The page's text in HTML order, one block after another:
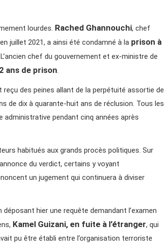
lourdes. Rached Ghannouchi, chef
juillet 2021, a ainsi été condamné à la prison à
chef du gouvernement et ex-ministre de
ans de prison.
des peines allant de la perpétuité assortie de
de dix à quarante-huit ans de réclusion. Tous les
pendant cinq années après
habitués aux grands procès politiques. Sur
du verdict, certains y voyant
un jugement qui continuera à diviser
hier une requête demandant l’examen
Kamel Guizani, en fuite à l’étranger, qui
pu être établi entre l’organisation terroriste